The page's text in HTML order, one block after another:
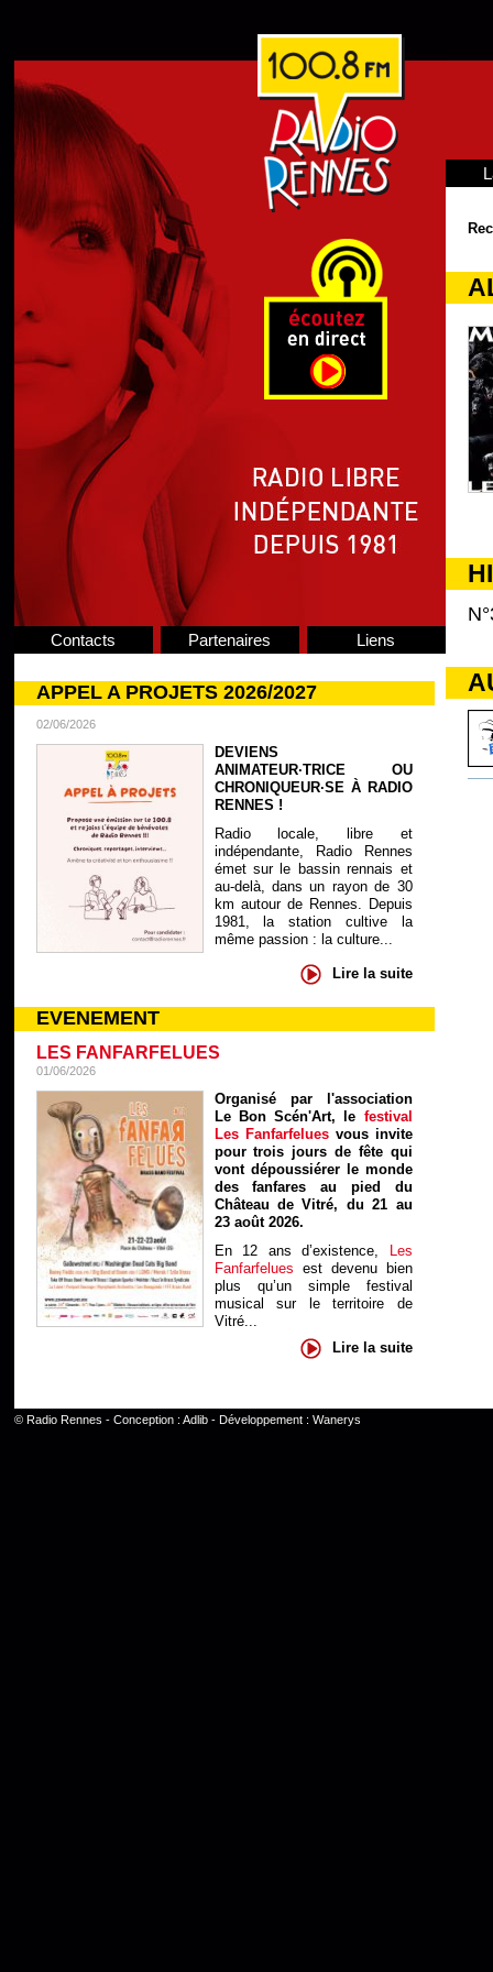
Contacts Partenaires Liens
APPEL A PROJETS 2026/2027
02/06/2026
DEVIENS
ANIMATEUR·TRICE OU
CHRONIQUEUR·SE À RADIO
RENNES !
Radio locale, libre et
indépendante, Radio Rennes
émet sur le bassin rennais et
au-delà, dans un rayon de 30
km autour de Rennes. Depuis
1981, la station cultive la
même passion : la culture...
Lire la suite
EVENEMENT
LES FANFARFELUES
01/06/2026
Organisé par l'association
Le Bon Scén'Art, le festival
Les Fanfarfelues vous invite
pour trois jours de fête qui
vont dépoussiérer le monde
des fanfares au pied du
Château de Vitré, du 21 au
23 août 2026.
En 12 ans d’existence, Les
Fanfarfelues est devenu bien
plus qu’un simple festival
musical sur le territoire de
Vitré...
Lire la suite
© Radio Rennes - Conception : Adlib- Développement : Wanerys